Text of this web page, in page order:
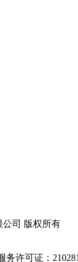
公司 版权所有
许可证：